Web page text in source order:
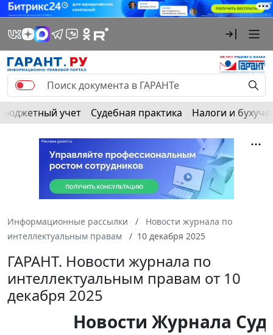
Бюджетный учет Судебная практика Налоги и
Информационные рассылки
Новости журнала по
интеллектуальным правам
10 декабря 2025
ГАРАНТ. Новости журнала по
интеллектуальным правам от 10
декабря 2025
Новости Журнала